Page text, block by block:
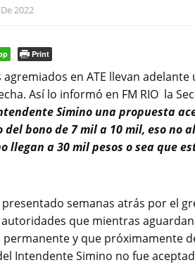
2022
Print
en ATE llevan
Así lo informó en FM RIO la
Simino una propuesta
bono de 7 mil a 10 mil, eso no
llegan a 30 mil pesos o sea que
semanas atrás por el
que mientras
y que próximamente
Intendente Simino no fue